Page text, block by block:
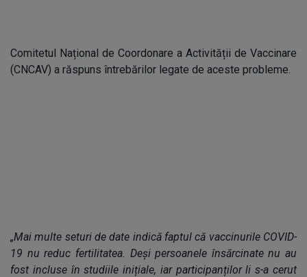
Comitetul Național de Coordonare a Activității de Vaccinare
(CNCAV) a răspuns întrebărilor legate de aceste probleme.
„Mai multe seturi de date indică faptul că vaccinurile COVID-
19 nu reduc fertilitatea. Deși persoanele însărcinate nu au
fost incluse în studiile inițiale, iar participanților li s-a cerut